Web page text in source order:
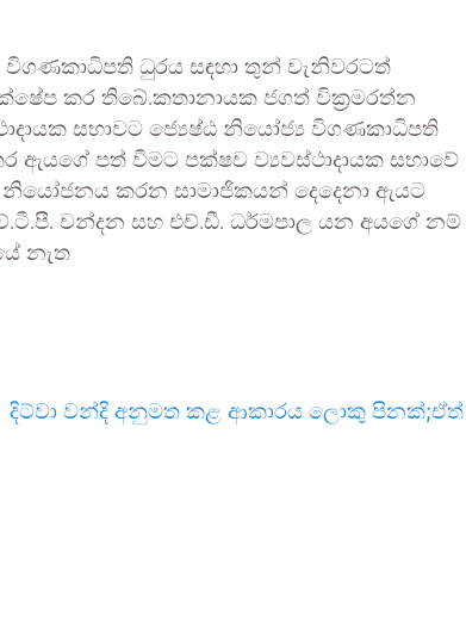
විගණකාධිපති ධුරය සඳහා තුන් වැනිවරටත්
කර තිබේ.කතානායක ජගත් වික්‍රමරත්න
සභාවට ජ්‍යෙෂ්ඨ නියෝජ්‍ය විගණකාධිපති
පත් වීමට පක්ෂව ව්‍යවස්ථාදායක සභාවේ
නියෝජනය කරන සාමාජිකයන් දෙදෙනා ඇයට
චන්දන සහ එච්.ඩී. ධර්මපාල යන අයගේ නම්
නැත
දිට්වා වන්දි අනුමත කළ ආකාරය ලොකු පිනක්;ඒත්